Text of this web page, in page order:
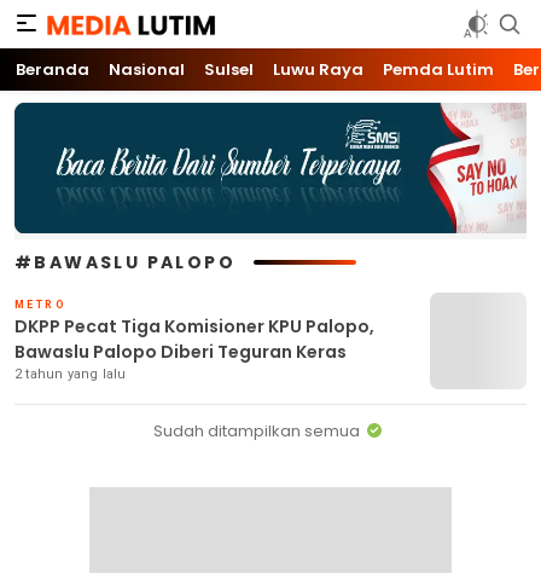
Media Lutim
Info untuk Lutim
Beranda Nasional Sulsel Luwu Raya Pemda Lutim
#BAWASLU PALOPO
METRO
DKPP Pecat Tiga Komisioner KPU Palopo,
Bawaslu Palopo Diberi Teguran Keras
2 tahun yang lalu
Sudah ditampilkan semua